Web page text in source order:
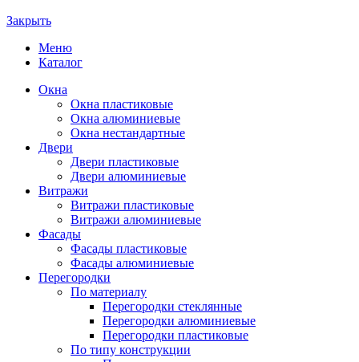
Закрыть
Меню
Каталог
Окна
Окна пластиковые
Окна алюминиевые
Окна нестандартные
Двери
Двери пластиковые
Двери алюминиевые
Витражи
Витражи пластиковые
Витражи алюминиевые
Фасады
Фасады пластиковые
Фасады алюминиевые
Перегородки
По материалу
Перегородки стеклянные
Перегородки алюминиевые
Перегородки пластиковые
По типу конструкции